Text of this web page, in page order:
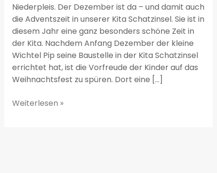
Niederpleis. Der Dezember ist da – und damit auch
die Adventszeit in unserer Kita Schatzinsel. Sie ist in
diesem Jahr eine ganz besonders schöne Zeit in
der Kita. Nachdem Anfang Dezember der kleine
Wichtel Pip seine Baustelle in der Kita Schatzinsel
errichtet hat, ist die Vorfreude der Kinder auf das
Weihnachtsfest zu spüren. Dort eine […]
Weiterlesen »